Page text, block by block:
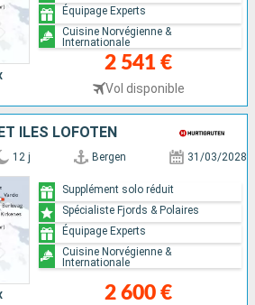
2 541 €
Vol disponible
Équipage Experts
Cuisine Norvégienne &
Internationale
ÎLES LOFOTEN
12 j Bergen 31/03/2028
2 600 €
Supplément solo réduit
Spécialiste Fjords & Polaires
Équipage Experts
Cuisine Norvégienne &
Internationale